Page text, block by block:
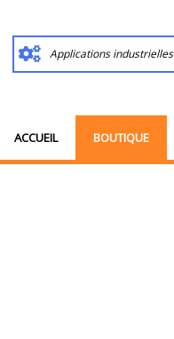
Applications industrielles
ACCUEIL BOUTIQUE